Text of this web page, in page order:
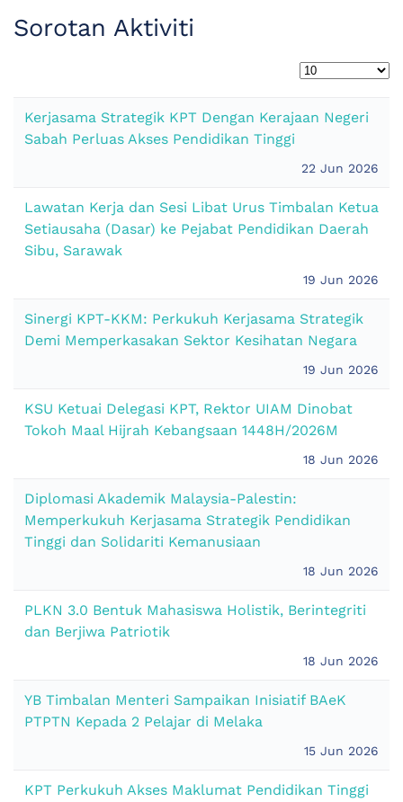
Sorotan Aktiviti
Kerjasama Strategik KPT Dengan Kerajaan Negeri
Sabah Perluas Akses Pendidikan Tinggi
22 Jun 2026
Lawatan Kerja dan Sesi Libat Urus Timbalan Ketua
Setiausaha (Dasar) ke Pejabat Pendidikan Daerah
Sibu, Sarawak
19 Jun 2026
Sinergi KPT-KKM: Perkukuh Kerjasama Strategik
Demi Memperkasakan Sektor Kesihatan Negara
19 Jun 2026
KSU Ketuai Delegasi KPT, Rektor UIAM Dinobat
Tokoh Maal Hijrah Kebangsaan 1448H/2026M
18 Jun 2026
Diplomasi Akademik Malaysia-Palestin:
Memperkukuh Kerjasama Strategik Pendidikan
Tinggi dan Solidariti Kemanusiaan
18 Jun 2026
PLKN 3.0 Bentuk Mahasiswa Holistik, Berintegriti
dan Berjiwa Patriotik
18 Jun 2026
YB Timbalan Menteri Sampaikan Inisiatif BAeK
PTPTN Kepada 2 Pelajar di Melaka
15 Jun 2026
KPT Perkukuh Akses Maklumat Pendidikan Tinggi